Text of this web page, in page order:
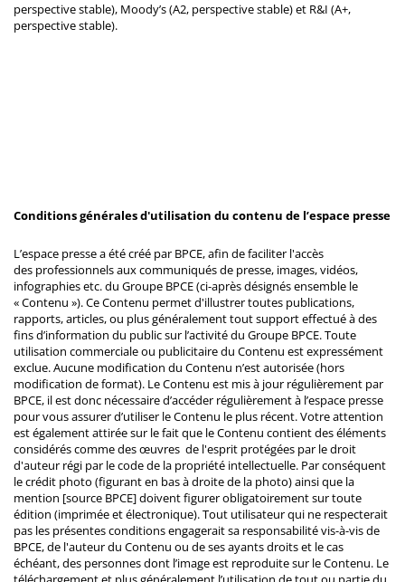
perspective stable), Moody’s (A2, perspective stable) et R&I (A+,
perspective stable).
Conditions générales d'utilisation du contenu de l’espace presse
L’espace presse a été créé par BPCE, afin de faciliter l'accès
des professionnels aux communiqués de presse, images, vidéos,
infographies etc. du Groupe BPCE (ci-après désignés ensemble le
« Contenu »). Ce Contenu permet d'illustrer toutes publications,
rapports, articles, ou plus généralement tout support effectué à des
fins d’information du public sur l’activité du Groupe BPCE. Toute
utilisation commerciale ou publicitaire du Contenu est expressément
exclue. Aucune modification du Contenu n’est autorisée (hors
modification de format). Le Contenu est mis à jour régulièrement par
BPCE, il est donc nécessaire d’accéder régulièrement à l’espace presse
pour vous assurer d’utiliser le Contenu le plus récent. Votre attention
est également attirée sur le fait que le Contenu contient des éléments
considérés comme des œuvres de l'esprit protégées par le droit
d'auteur régi par le code de la propriété intellectuelle. Par conséquent
le crédit photo (figurant en bas à droite de la photo) ainsi que la
mention [source BPCE] doivent figurer obligatoirement sur toute
édition (imprimée et électronique). Tout utilisateur qui ne respecterait
pas les présentes conditions engagerait sa responsabilité vis-à-vis de
BPCE, de l'auteur du Contenu ou de ses ayants droits et le cas
échéant, des personnes dont l’image est reproduite sur le Contenu. Le